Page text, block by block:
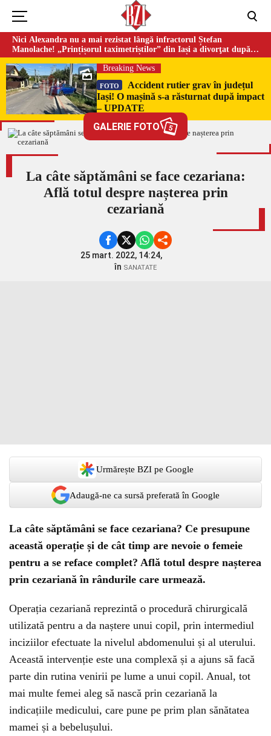
Nici Alexandra nu a mai rezistat lângă infractorul Ștefan
Manolache! „Prințișorul taximetriștilor” din Iași a divorţat după
doi ani de căsnicie
Breaking News
FOTO
Accident rutier grav în județul
Iași! O mașină s-a răsturnat după impact
– UPDATE
GALERIE FOTO 5
La câte săptămâni se face cezariana:
Află totul despre nașterea prin
cezariană
25 mart. 2022, 14:24,
în SANATATE
Urmărește BZI pe Google
Adaugă-ne ca sursă preferată în Google
La câte săptămâni se face cezariana? Ce presupune
această operație și de cât timp are nevoie o femeie
pentru a se reface complet? Află totul despre nașterea
prin cezariană în rândurile care urmează.
Operația cezariană reprezintă o procedură chirurgicală
utilizată pentru a da naștere unui copil, prin intermediul
inciziilor efectuate la nivelul abdomenului și al uterului.
Această intervenție este una complexă și a ajuns să facă
parte din rutina venirii pe lume a unui copil. Anual, tot
mai multe femei aleg să nască prin cezariană la
indicațiile medicului, care pune pe prim plan sănătatea
mamei și a bebelușului.